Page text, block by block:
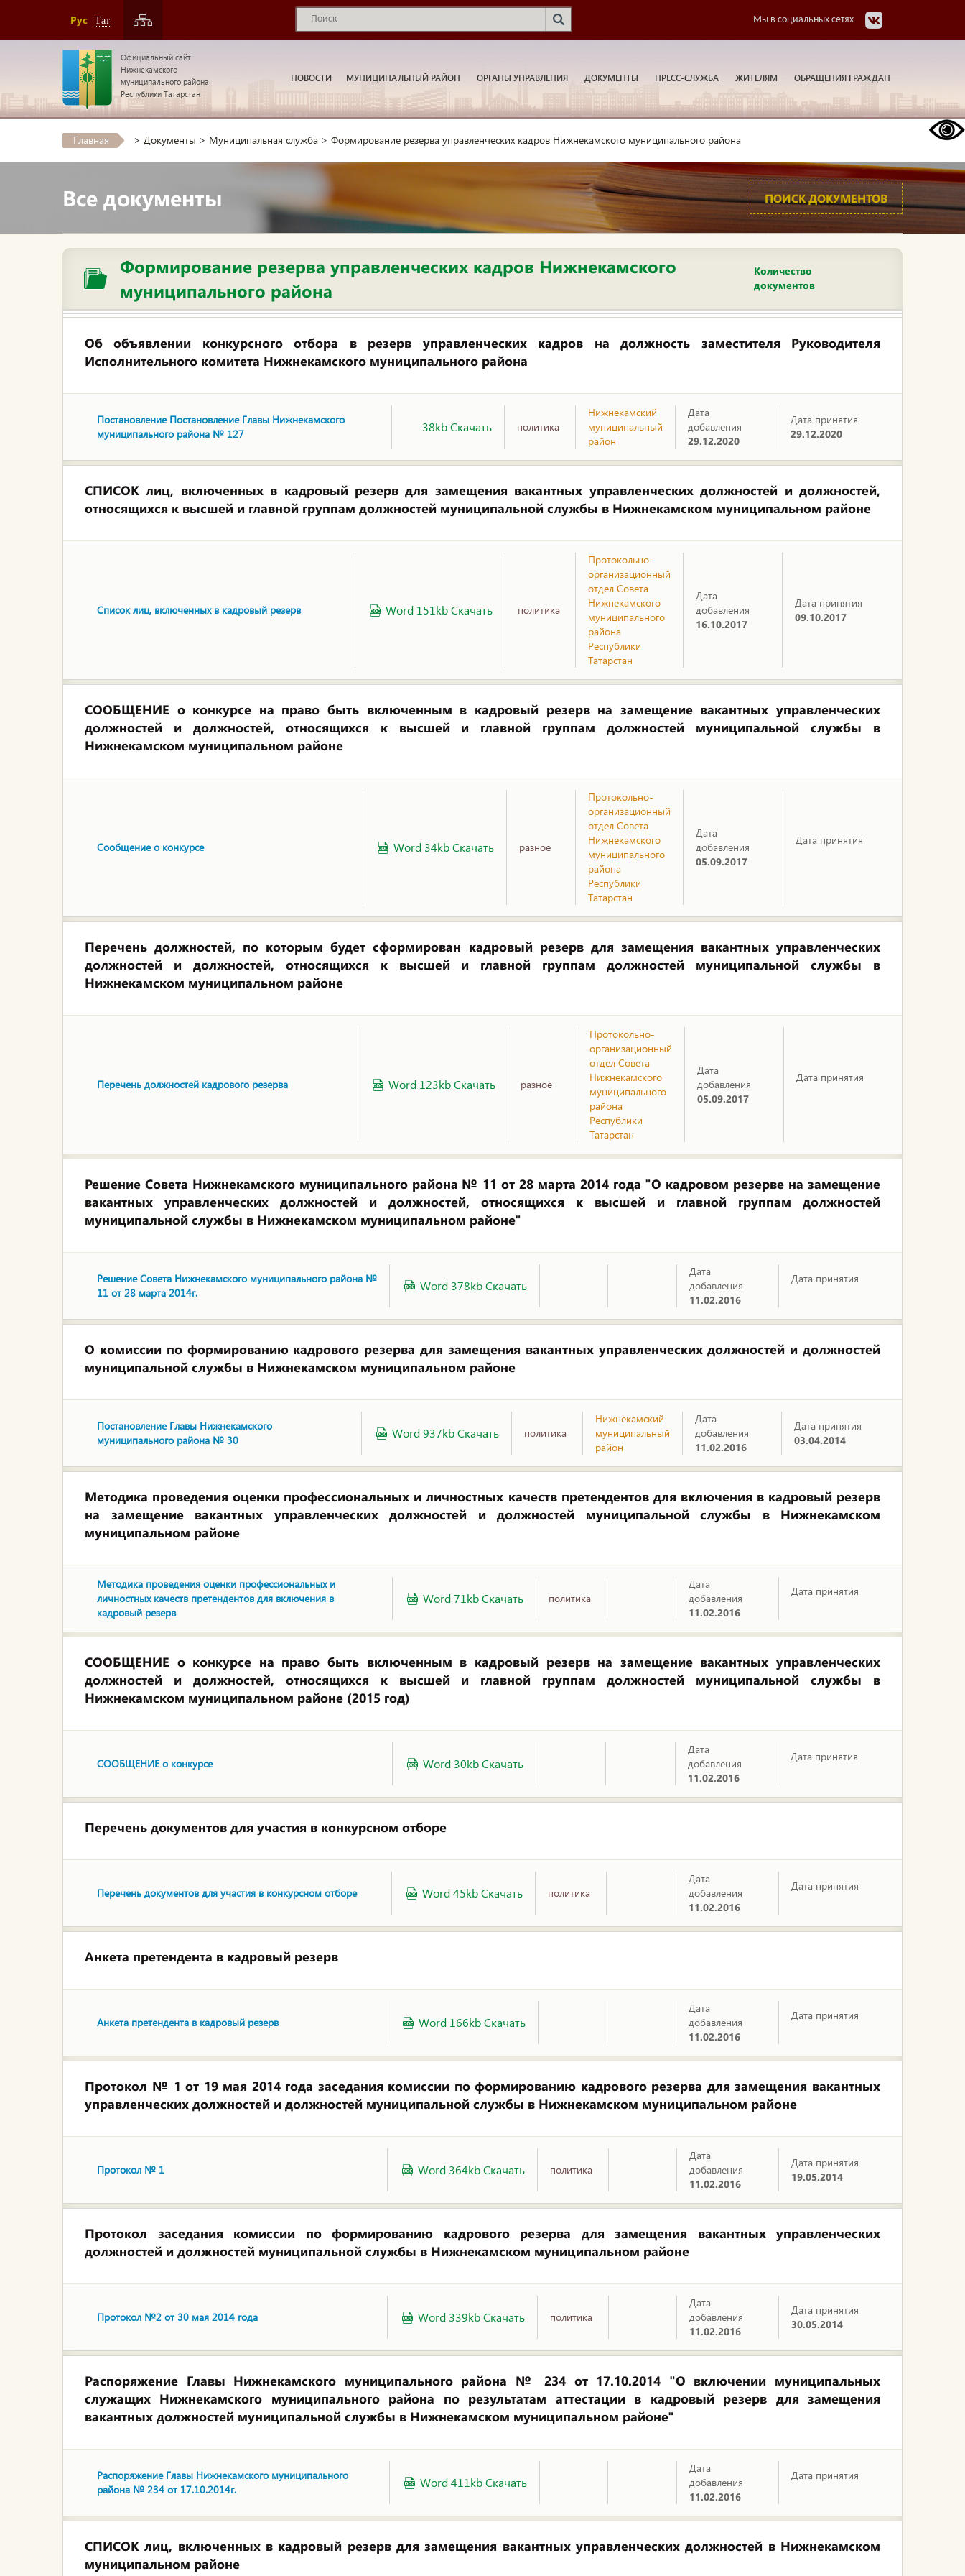
Рус Тат Мы в социальных сетях
Официальный сайт
Нижнекамского
муниципального района
Республики Татарстан
НОВОСТИ МУНИЦИПАЛЬНЫЙ РАЙОН ОРГАНЫ УПРАВЛЕНИЯ ДОКУМЕНТЫ ПРЕСС-СЛУЖБА ЖИТЕЛЯМ ОБРАЩЕНИЯ ГРАЖДАН
Главная > Документы > Муниципальная служба > Формирование резерва управленческих кадров Нижнекамского муниципального района
Все документы ПОИСК ДОКУМЕНТОВ
Формирование резерва управленческих кадров Нижнекамского
муниципального района
Количество
документов
Об объявлении конкурсного отбора в резерв управленческих кадров на должность заместителя Руководителя
Исполнительного комитета Нижнекамского муниципального района
Постановление Постановление Главы Нижнекамского
муниципального района № 127
38kb Скачать политика
Нижнекамский
муниципальный
район
Дата
добавления
29.12.2020
Дата принятия
29.12.2020
СПИСОК лиц, включенных в кадровый резерв для замещения вакантных управленческих должностей и должностей,
относящихся к высшей и главной группам должностей муниципальной службы в Нижнекамском муниципальном районе
Список лиц, включенных в кадровый резерв Word 151kb Скачать политика
Протокольно-
организационный
отдел Совета
Нижнекамского
муниципального
района
Республики
Татарстан
Дата
добавления
16.10.2017
Дата принятия
09.10.2017
СООБЩЕНИЕ о конкурсе на право быть включенным в кадровый резерв на замещение вакантных управленческих
должностей и должностей, относящихся к высшей и главной группам должностей муниципальной службы в
Нижнекамском муниципальном районе
Сообщение о конкурсе Word 34kb Скачать разное
Протокольно-
организационный
отдел Совета
Нижнекамского
муниципального
района
Республики
Татарстан
Дата
добавления
05.09.2017
Дата принятия
Перечень должностей, по которым будет сформирован кадровый резерв для замещения вакантных управленческих
должностей и должностей, относящихся к высшей и главной группам должностей муниципальной службы в
Нижнекамском муниципальном районе
Перечень должностей кадрового резерва Word 123kb Скачать разное
Протокольно-
организационный
отдел Совета
Нижнекамского
муниципального
района
Республики
Татарстан
Дата
добавления
05.09.2017
Дата принятия
Решение Совета Нижнекамского муниципального района № 11 от 28 марта 2014 года "О кадровом резерве на замещение
вакантных управленческих должностей и должностей, относящихся к высшей и главной группам должностей
муниципальной службы в Нижнекамском муниципальном районе"
Решение Совета Нижнекамского муниципального района №
11 от 28 марта 2014г.
Word 378kb Скачать
Дата
добавления
11.02.2016
Дата принятия
О комиссии по формированию кадрового резерва для замещения вакантных управленческих должностей и должностей
муниципальной службы в Нижнекамском муниципальном районе
Постановление Главы Нижнекамского
муниципального района № 30
Word 937kb Скачать политика
Нижнекамский
муниципальный
район
Дата
добавления
11.02.2016
Дата принятия
03.04.2014
Методика проведения оценки профессиональных и личностных качеств претендентов для включения в кадровый резерв
на замещение вакантных управленческих должностей и должностей муниципальной службы в Нижнекамском
муниципальном районе
Методика проведения оценки профессиональных и
личностных качеств претендентов для включения в
кадровый резерв
Word 71kb Скачать политика
Дата
добавления
11.02.2016
Дата принятия
СООБЩЕНИЕ о конкурсе на право быть включенным в кадровый резерв на замещение вакантных управленческих
должностей и должностей, относящихся к высшей и главной группам должностей муниципальной службы в
Нижнекамском муниципальном районе (2015 год)
СООБЩЕНИЕ о конкурсе Word 30kb Скачать
Дата
добавления
11.02.2016
Дата принятия
Перечень документов для участия в конкурсном отборе
Перечень документов для участия в конкурсном отборе Word 45kb Скачать политика
Дата
добавления
11.02.2016
Дата принятия
Анкета претендента в кадровый резерв
Анкета претендента в кадровый резерв Word 166kb Скачать
Дата
добавления
11.02.2016
Дата принятия
Протокол № 1 от 19 мая 2014 года заседания комиссии по формированию кадрового резерва для замещения вакантных
управленческих должностей и должностей муниципальной службы в Нижнекамском муниципальном районе
Протокол № 1 Word 364kb Скачать политика
Дата
добавления
11.02.2016
Дата принятия
19.05.2014
Протокол заседания комиссии по формированию кадрового резерва для замещения вакантных управленческих
должностей и должностей муниципальной службы в Нижнекамском муниципальном районе
Протокол №2 от 30 мая 2014 года Word 339kb Скачать политика
Дата
добавления
11.02.2016
Дата принятия
30.05.2014
Распоряжение Главы Нижнекамского муниципального района № 234 от 17.10.2014 "О включении муниципальных
служащих Нижнекамского муниципального района по результатам аттестации в кадровый резерв для замещения
вакантных должностей муниципальной службы в Нижнекамском муниципальном районе"
Распоряжение Главы Нижнекамского муниципального
района № 234 от 17.10.2014г.
Word 411kb Скачать
Дата
добавления
11.02.2016
Дата принятия
СПИСОК лиц, включенных в кадровый резерв для замещения вакантных управленческих должностей в Нижнекамском
муниципальном районе